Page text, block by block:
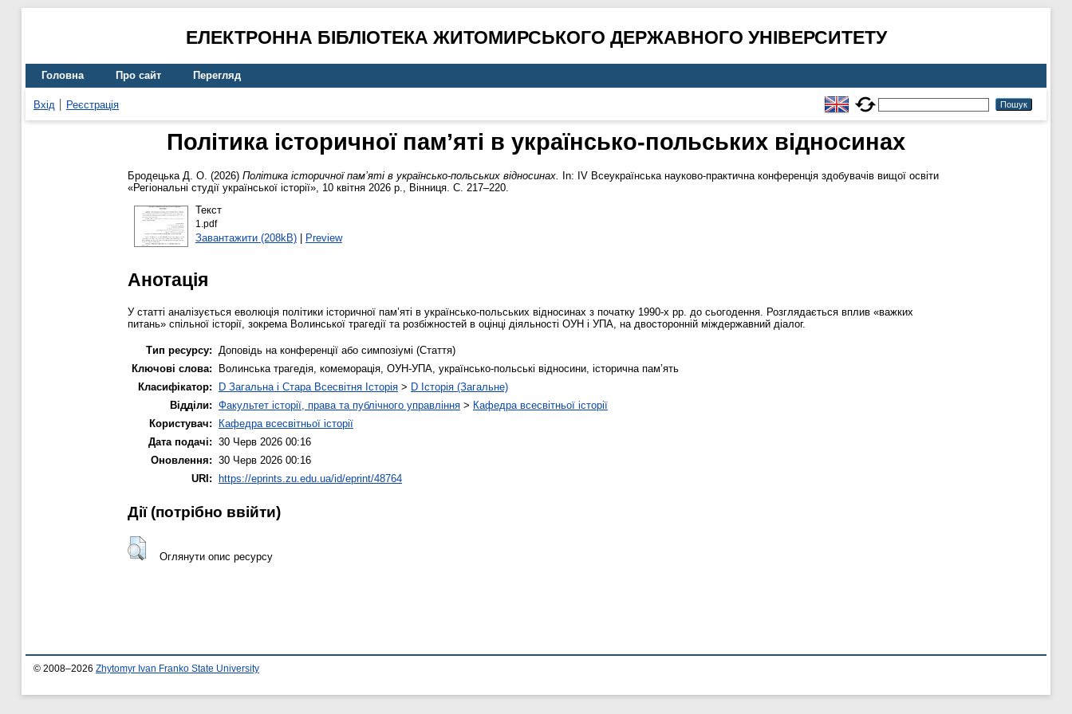
ЕЛЕКТРОННА БІБЛІОТЕКА ЖИТОМИРСЬКОГО ДЕРЖАВНОГО УНІВЕРСИТЕТУ
Головна Про сайт Перегляд
Вхід Реєстрація
Політика історичної пам’яті в українсько-польських відносинах
Бродецька Д. О. (2026) Політика історичної пам’яті в українсько-польських відносинах.
In: IV Всеукраїнська науково-практична конференція здобувачів вищої освіти
«Регіональні студії української історії», 10 квітня 2026 р., Вінниця. С. 217–220.
Текст
1.pdf
Завантажити (208kB)| Preview
Анотація
У статті аналізується еволюція політики історичної пам’яті в українсько-польських відносинах з початку 1990-х рр. до сьогодення. Розглядається вплив «важких
питань» спільної історії, зокрема Волинської трагедії та розбіжностей в оцінці діяльності ОУН і УПА, на двосторонній міждержавний діалог.
Тип ресурсу:
Доповідь на конференції або симпозіумі (Стаття)
Ключові слова:
Волинська трагедія, комеморація, ОУН-УПА, українсько-польські відносини, історична пам’ять
Класифікатор:
D Загальна і Стара Всесвітня Історія > D Історія (Загальне)
Відділи: Факультет історії, права та публічного управління > Кафедра всесвітньої історії
Користувач:
Кафедра всесвітньої історії
Дата подачі: 30 Черв 2026 00:16
Оновлення: 30 Черв 2026 00:16
URI: https://eprints.zu.edu.ua/id/eprint/48764
Дії ​​(потрібно ввійти)
Оглянути опис ресурсу
© 2008–2026 Zhytomyr Ivan Franko State University